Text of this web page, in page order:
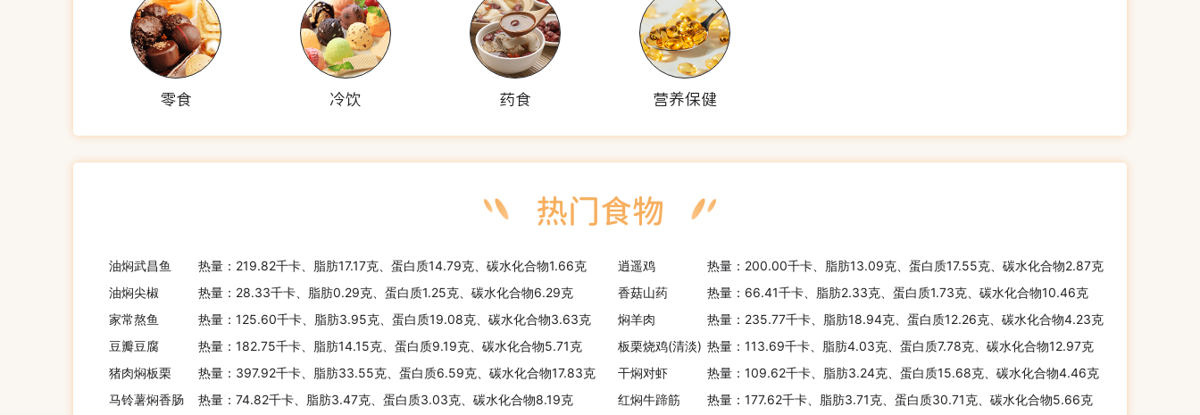
零食 冷饮 药食 营养保健
油焖武昌鱼 热量：219.82千卡、脂肪17.17克、蛋白质14.79克、碳水化合物1.66克 逍遥鸡
热量：200.00千卡、脂肪13.09克、蛋白质17.55克、碳水化合物2.87克
油焖尖椒
热量：28.33千卡、脂肪0.29克、蛋白质1.25克、碳水化合物6.29克 香菇山药
热量：66.41千卡、脂肪2.33克、蛋白质1.73克、碳水化合物10.46克
家常熬鱼
热量：125.60千卡、脂肪3.95克、蛋白质19.08克、碳水化合物3.63克 焖羊肉
热量：235.77千卡、脂肪18.94克、蛋白质12.26克、碳水化合物4.23克
豆瓣豆腐
热量：182.75千卡、脂肪14.15克、蛋白质9.19克、碳水化合物5.71克 板栗烧鸡(清淡) 热量：113.69千卡、脂肪4.03克、蛋白质7.78克、碳水化合物12.97克
猪肉焖板栗
热量：397.92千卡、脂肪33.55克、蛋白质6.59克、碳水化合物17.83克 干焖对虾
热量：109.62千卡、脂肪3.24克、蛋白质15.68克、碳水化合物4.46克
马铃薯焖香肠
热量：74.82千卡、脂肪3.47克、蛋白质3.03克、碳水化合物8.19克 红焖牛蹄筋
热量：177.62千卡、脂肪3.71克、蛋白质30.71克、碳水化合物5.66克